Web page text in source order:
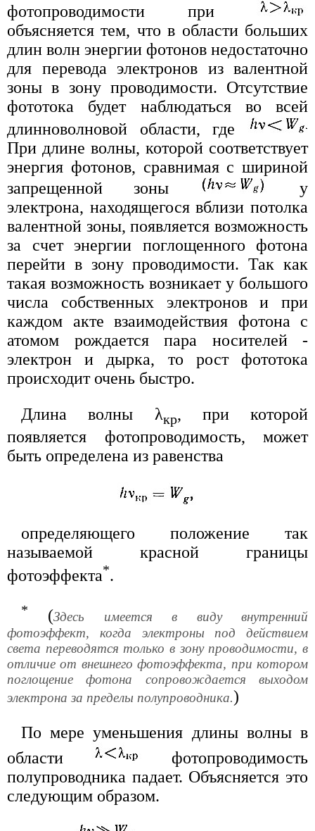
фотопроводимости при
объясняется тем, что в области больших
длин волн энергии фотонов недостаточно
для перевода электронов из валентной
зоны в зону проводимости. Отсутствие
фототока будет наблюдаться во всей
длинноволновой области, где
При длине волны, которой соответствует
энергия фотонов, сравнимая с шириной
запрещенной зоны
у
электрона, находящегося вблизи потолка
валентной зоны, появляется возможность
за счет энергии поглощенного фотона
перейти в зону проводимости. Так как
такая возможность возникает у большого
числа собственных электронов и при
каждом акте взаимодействия фотона с
атомом рождается пара носителей -
электрон и дырка, то рост фототока
происходит очень быстро.
Длина волны λкр, при которой
появляется фотопроводимость, может
быть определена из равенства
определяющего положение так
называемой красной границы
фотоэффекта*.
* (Здесь имеется в виду внутренний
фотоэффект, когда электроны под действием
света переводятся только в зону проводимости, в
отличие от внешнего фотоэффекта, при котором
поглощение фотона сопровождается выходом
электрона за пределы полупроводника.)
По мере уменьшения длины волны в
области
фотопроводимость
полупроводника падает. Объясняется это
следующим образом.